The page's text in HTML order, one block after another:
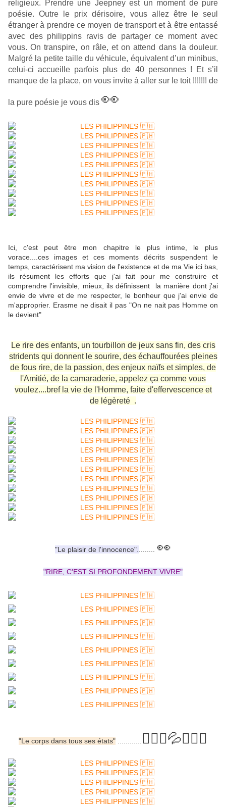
religieux. Prendre une Jeepney est un moment de pure
poésie. Outre le prix dérisoire, vous allez être le seul
étranger à prendre ce moyen de transport et à être entassé
avec des philippins ravis de partager ce moment avec
vous. On transpire, on râle, et on attend dans la douleur.
Malgré la petite taille du véhicule, équivalent d’un minibus,
celui-ci accueille parfois plus de 40 personnes ! Et s’il
manque de la place, on vous invite à aller sur le toit !!!!!!! de
la pure poésie je vous dis 👀
Ici, c'est peut être mon chapitre le plus intime, le plus
vorace....ces images et ces moments décrits suspendent le
temps, caractérisent ma vision de l'existence et de ma Vie ici bas,
ils résument les efforts que j'ai fait pour me construire et
comprendre l'invisible, mieux, ils définissent la manière dont j'ai
envie de vivre et de me respecter, le bonheur que j'ai envie de
m'approprier. Erasme ne disait il pas "On ne nait pas Homme on
le devient"
Le rire des enfants, un tourbillon de jeux sans fin, des cris
stridents qui donnent le sourire, des échauffourées pleines
de fous rire, de la passion, des enjeux naïfs et simples, de
l'Amitié, de la camaraderie, appelez ça comme vous
voulez....bref la vie de l'Homme, faite d'effervescence et
de légèreté .
"Le plaisir de l'innocence". 👀
"RIRE, C'EST SI PROFONDEMENT VIVRE"
"Le corps dans tous ses états" 🧜🏼‍♀️💦🧜🏾‍♂️